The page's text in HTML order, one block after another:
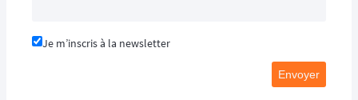
Je m’inscris à la newsletter
Envoyer